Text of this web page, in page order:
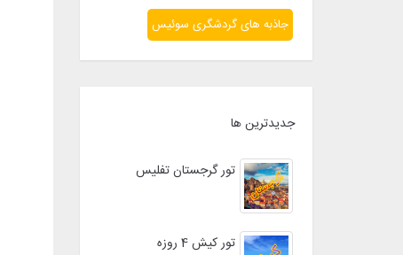
جاذبه های گردشگری سوئیس
جدیدترین ها
تور گرجستان تفلیس
تور کیش 4 روزه